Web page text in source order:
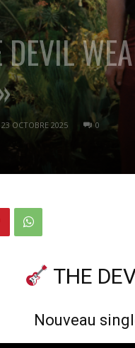
23 OCTOBRE 2025 0
THE
Nouveau